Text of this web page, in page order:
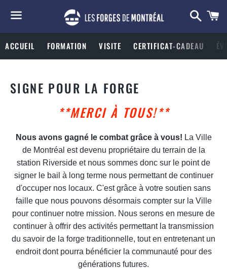
Search
ACCUEIL FORMATION VISITE CERTIFICAT-CADEAU
SIGNE POUR LA FORGE
**MERCI À TOUS!**
Nous avons gagné le combat grâce à vous! La Ville
de Montréal est devenu propriétaire du terrain de la
station Riverside et nous sommes donc sur le point de
signer le bail à long terme nous permettant de continuer
d'occuper nos locaux. C'est grâce à votre soutien sans
faille que nous pouvons désormais compter sur la Ville
pour continuer notre mission. Nous serons en mesure de
continuer à offrir des activités permettant la transmission
du savoir de la forge traditionnelle, tout en entretenant un
endroit dont pourra bénéficier la communauté pour des
générations futures.